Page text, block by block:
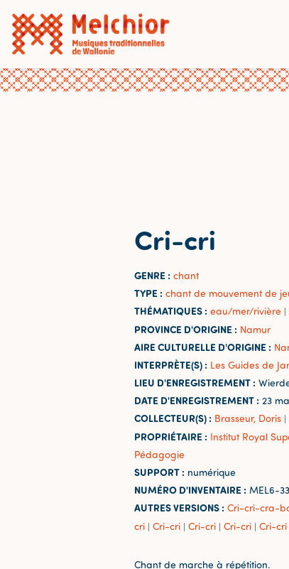
Cri-cri
GENRE : chant
TYPE : chant de mouvement de
THÉMATIQUES : eau/mer/rivière |
PROVINCE D'ORIGINE : Namur
AIRE CULTURELLE D'ORIGINE :
INTERPRÈTE(S) : Les Guides de
LIEU D'ENREGISTREMENT :
DATE D'ENREGISTREMENT : 23
COLLECTEUR(S) : Brasseur, Doris |
PROPRIÉTAIRE : Institut Royal
Pédagogie
SUPPORT : numérique
NUMÉRO D'INVENTAIRE : MEL6-33
AUTRES VERSIONS : Cri-cri-cra-
cri | Cri-cri | Cri-cri | Cri-cri | Cri-cri
Chant de marche à répétition.